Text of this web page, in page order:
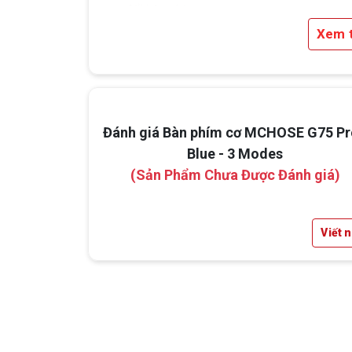
Xem
Đánh giá Bàn phím cơ MCHOSE G75
Blue - 3 Modes
(Sản Phẩm Chưa Được Đánh giá)
Viết